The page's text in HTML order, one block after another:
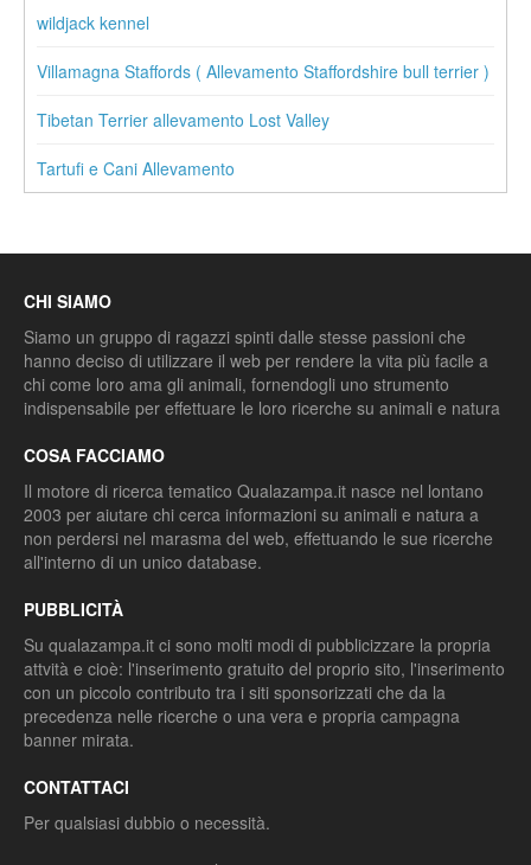
wildjack kennel
Villamagna Staffords ( Allevamento Staffordshire bull terrier )
Tibetan Terrier allevamento Lost Valley
Tartufi e Cani Allevamento
CHI SIAMO
Siamo un gruppo di ragazzi spinti dalle stesse passioni che
hanno deciso di utilizzare il web per rendere la vita più facile a
chi come loro ama gli animali, fornendogli uno strumento
indispensabile per effettuare le loro ricerche su animali e natura
COSA FACCIAMO
Il motore di ricerca tematico Qualazampa.it nasce nel lontano
2003 per aiutare chi cerca informazioni su animali e natura a
non perdersi nel marasma del web, effettuando le sue ricerche
all'interno di un unico database.
PUBBLICITÀ
Su qualazampa.it ci sono molti modi di pubblicizzare la propria
attvità e cioè: l'inserimento gratuito del proprio sito, l'inserimento
con un piccolo contributo tra i siti sponsorizzati che da la
precedenza nelle ricerche o una vera e propria campagna
banner mirata.
CONTATTACI
Per qualsiasi dubbio o necessità.